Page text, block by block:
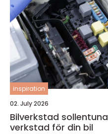
inspiration
02. July 2026
Bilverkstad sollentuna så väljer du rätt
verkstad för din bil